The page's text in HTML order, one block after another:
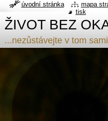
ŽIVOT BEZ
...nezůstávejte v tom sami
úvodní stránka
mapa
tisk